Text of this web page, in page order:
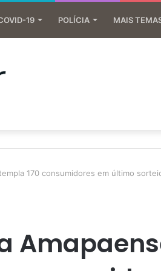
19 POLÍCIA MAIS
170 consumidores em último